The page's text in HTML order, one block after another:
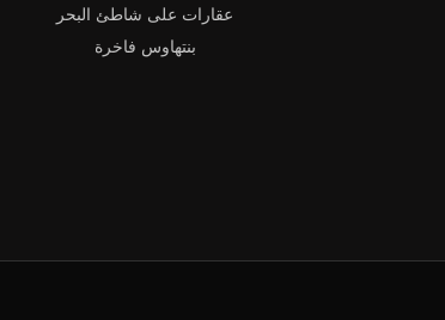
عقارات على شاطئ البحر
بنتهاوس فاخرة